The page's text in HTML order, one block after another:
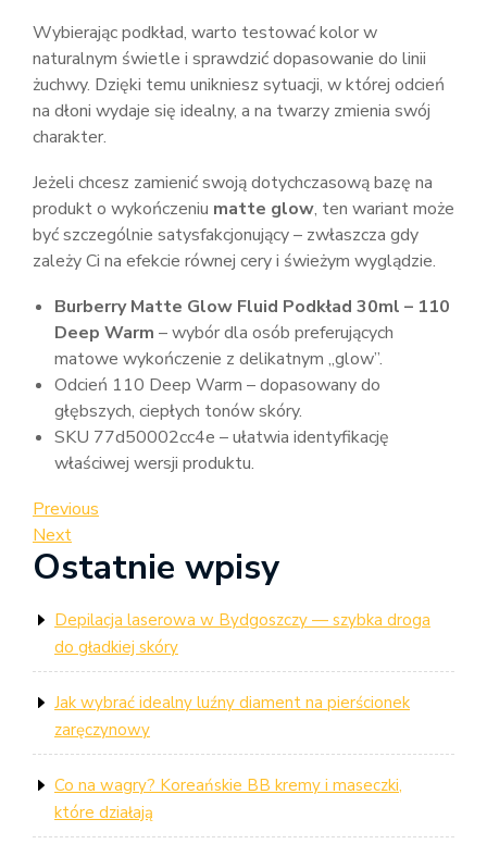
Wybierając podkład, warto testować kolor w
naturalnym świetle i sprawdzić dopasowanie do linii
żuchwy. Dzięki temu unikniesz sytuacji, w której odcień
na dłoni wydaje się idealny, a na twarzy zmienia swój
charakter.
Jeżeli chcesz zamienić swoją dotychczasową bazę na
produkt o wykończeniu matte glow, ten wariant może
być szczególnie satysfakcjonujący – zwłaszcza gdy
zależy Ci na efekcie równej cery i świeżym wyglądzie.
Burberry Matte Glow Fluid Podkład 30ml – 110
Deep Warm – wybór dla osób preferujących
matowe wykończenie z delikatnym „glow”.
Odcień 110 Deep Warm – dopasowany do
głębszych, ciepłych tonów skóry.
SKU 77d50002cc4e – ułatwia identyfikację
właściwej wersji produktu.
Nawigacja
wpisu
Previous
Post
Previous
Next
Post
Next
Ostatnie wpisy
Depilacja laserowa w Bydgoszczy — szybka droga
do gładkiej skóry
Jak wybrać idealny luźny diament na pierścionek
zaręczynowy
Co na wagry? Koreańskie BB kremy i maseczki,
które działają